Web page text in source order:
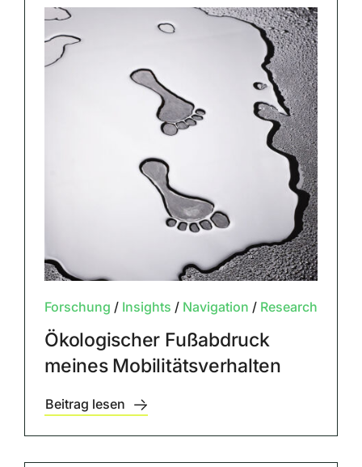
Forschung / Insights / Navigation / Research
Ökologischer Fußabdruck
meines Mobilitätsverhalten
Beitrag lesen